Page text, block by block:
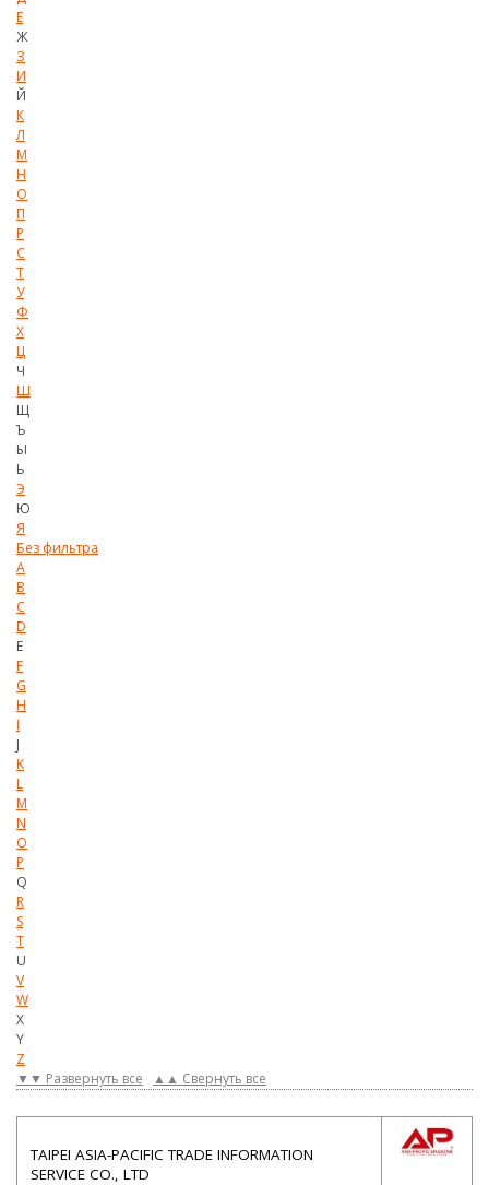
Е
Ж
З
И
Й
К
Л
М
Н
О
П
Р
С
Т
У
Ф
Х
Ц
Ч
Ш
Щ
Ъ
Ы
Ь
Э
Ю
Я
Без фильтра
A
B
C
D
E
F
G
H
I
J
K
L
M
N
O
P
Q
R
S
T
U
V
W
X
Y
Z
▼▼ Развернуть все
▲▲ Свернуть все
TAIPEI ASIA-PACIFIC TRADE INFORMATION
SERVICE CO., LTD